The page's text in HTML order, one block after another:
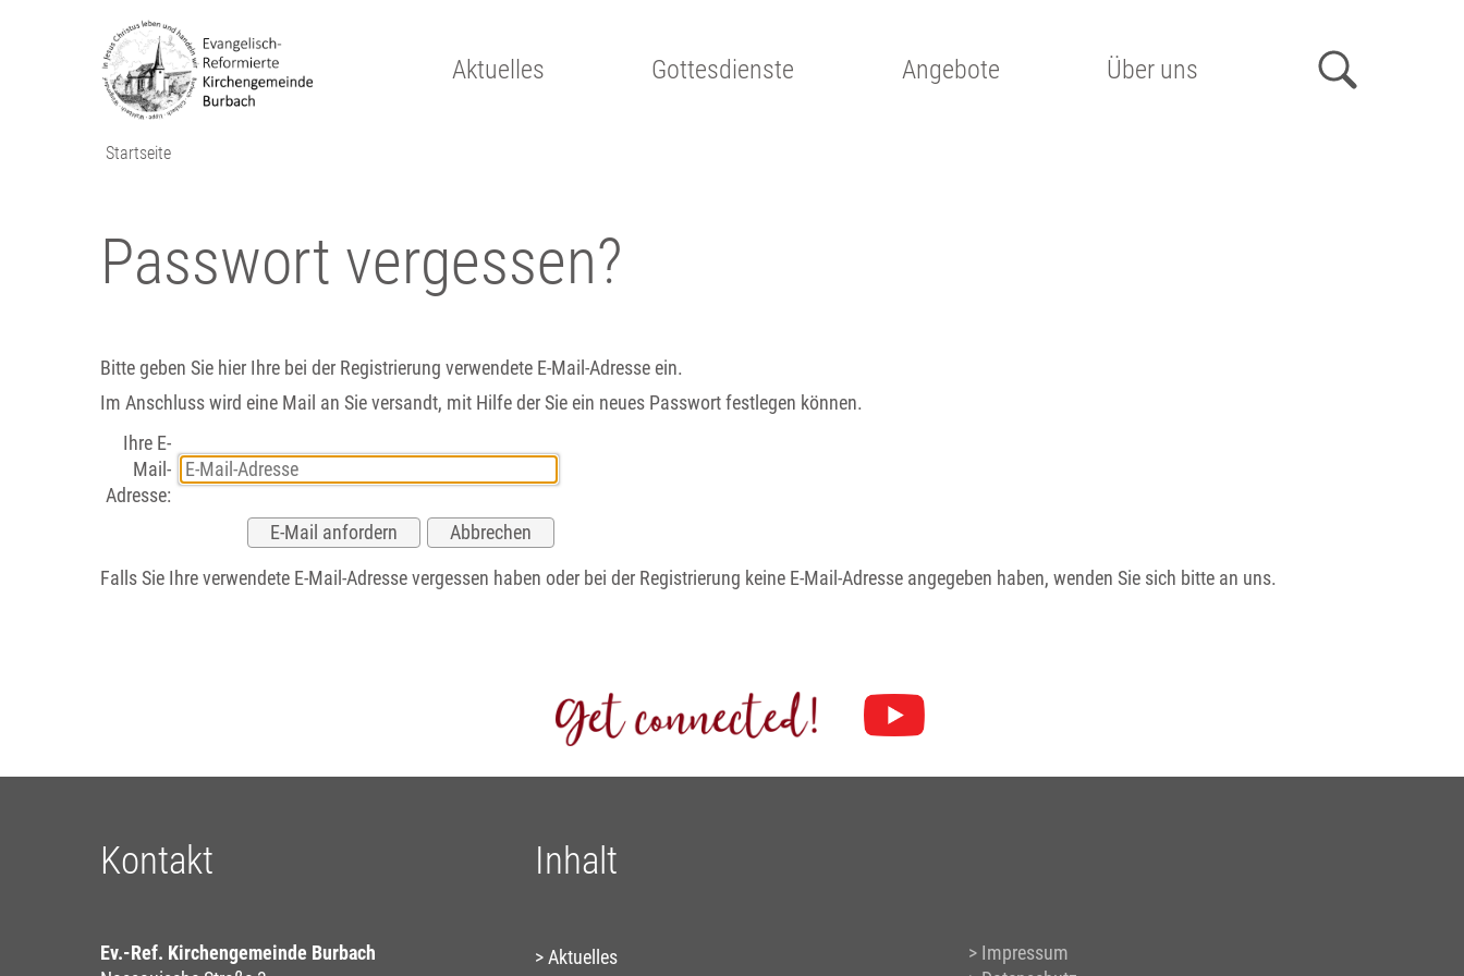
Aktuelles Gottesdienste Angebote Über uns
Startseite
Passwort vergessen?
Bitte geben Sie hier Ihre bei der Registrierung verwendete E-Mail-Adresse ein.
Im Anschluss wird eine Mail an Sie versandt, mit Hilfe der Sie ein neues Passwort festlegen können.
Ihre E-
Mail-
Adresse:
Falls Sie Ihre verwendete E-Mail-Adresse vergessen haben oder bei der Registrierung keine E-Mail-Adresse angegeben haben, wenden Sie sich bitte an uns.
Kontakt
Ev.-Ref. Kirchengemeinde Burbach
Inhalt
Aktuelles
Impressum